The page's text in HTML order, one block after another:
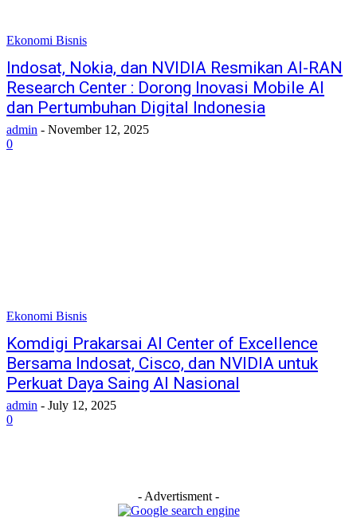
Ekonomi Bisnis
Indosat, Nokia, dan NVIDIA Resmikan AI-RAN
Research Center : Dorong Inovasi Mobile AI
dan Pertumbuhan Digital Indonesia
admin - November 12, 2025
0
Ekonomi Bisnis
Komdigi Prakarsai AI Center of Excellence
Bersama Indosat, Cisco, dan NVIDIA untuk
Perkuat Daya Saing AI Nasional
admin - July 12, 2025
0
- Advertisment -